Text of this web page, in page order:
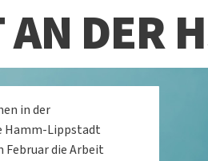
DER
in der
Hamm-Lippstadt
Februar die Arbeit